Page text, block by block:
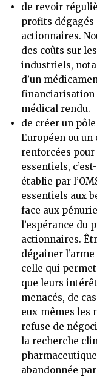
de revoir
profits dégagés
actionnaires.
des coûts sur
industriels,
d’un
financiarisation
médical rendu.
de créer un
Européen ou
renforcées
essentiels,
établie par
essentiels aux
face aux
l’espérance du
actionnaires.
dégainer
celle qui
que leurs
menacés, de
eux-mêmes les
refuse de
la recherche
abandonnée